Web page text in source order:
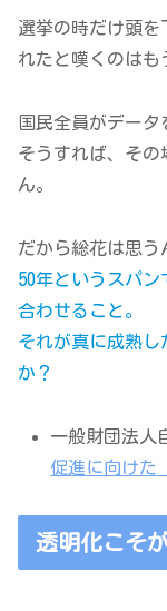
選挙の時だけ頭を
れたと嘆くのはも
国民全員がデータ
そうすれば、その
ん。
だから総花は思う
50年というスパ
合わせること。
それが真に成熟し
か？
一般財団法人
促進に向けた
透明化こそ